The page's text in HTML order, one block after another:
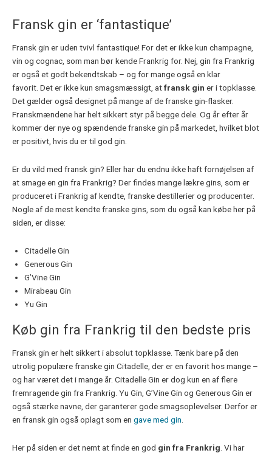
Fransk gin er ‘fantastique’
Fransk gin er uden tvivl fantastique! For det er ikke kun champagne,
vin og cognac, som man bør kende Frankrig for. Nej, gin fra Frankrig
er også et godt bekendtskab – og for mange også en klar
favorit. Det er ikke kun smagsmæssigt, atfransk gin er i topklasse.
Det gælder også designet på mange af de franske gin-flasker.
Franskmændene har helt sikkert styr på begge dele. Og år efter år
kommer der nye og spændende franske gin på markedet, hvilket blot
er positivt, hvis du er til god gin.
Er du vild med fransk gin? Eller har du endnu ikke haft fornøjelsen af
at smage en gin fra Frankrig? Der findes mange lækre gins, som er
produceret i Frankrig af kendte, franske destillerier og producenter.
Nogle af de mest kendte franske gins, som du også kan købe her på
siden, er disse:
Citadelle Gin
Generous Gin
G’Vine Gin
Mirabeau Gin
Yu Gin
Køb gin fra Frankrig til den bedste pris
Fransk gin er helt sikkert i absolut topklasse. Tænk bare på den
utrolig populære franske gin Citadelle, der er en favorit hos mange –
og har været det i mange år. Citadelle Gin er dog kun en af flere
fremragende gin fra Frankrig. Yu Gin, G’Vine Gin og Generous Gin er
også stærke navne, der garanterer gode smagsoplevelser. Derfor er
en fransk gin også oplagt som en gave med gin
Her på siden er det nemt at finde en god gin fra Frankrig . Vi har